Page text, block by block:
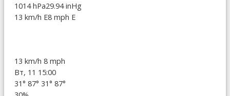
1014 hPa29.94 inHg
13 km/h E8 mph E
13 km/h 8 mph
Вт, 11 15:00
31° 87° 31° 87°